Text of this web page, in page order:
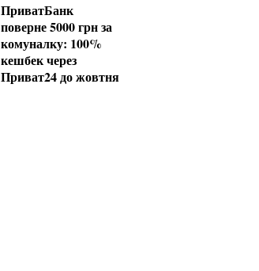
ПриватБанк
поверне 5000 грн за
комуналку: 100%
кешбек через
Приват24 до жовтня